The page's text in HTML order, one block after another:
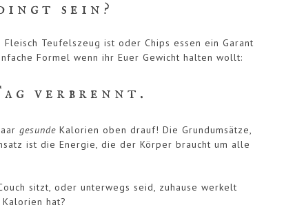
sein?
Teufelszeug ist oder Chips essen ein Garant
Formel wenn ihr Euer Gewicht halten wollt:
verbrennt.
gesundeKalorien oben drauf! Die Grundumsätze,
ist die Energie, die der Körper braucht um alle
sitzt, oder unterwegs seid, zuhause werkelt
hat?